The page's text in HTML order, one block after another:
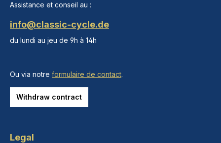
Assistance et conseil au :
info@classic-cycle.de
du lundi au jeu de 9h à 14h
Ou via notre formulaire de contact.
Withdraw contract
Legal